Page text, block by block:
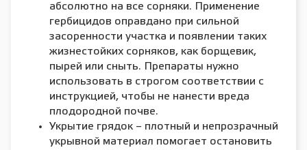
абсолютно на все сорняки. Применение
гербицидов оправдано при сильной
засоренности участка и появлении таких
жизнестойких сорняков, как борщевик,
пырей или сныть. Препараты нужно
использовать в строгом соответствии с
инструкцией, чтобы не нанести вреда
плодородной почве.
Укрытие грядок – плотный и непрозрачный
укрывной материал помогает остановить